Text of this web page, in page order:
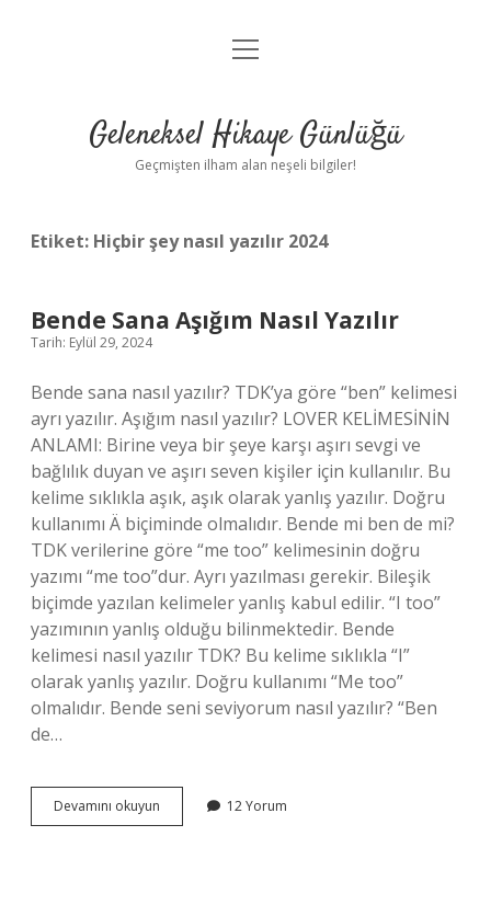
Anasayfa
Yasal Uyarı
menüyü
Geleneksel Hikaye Günlüğü
Geçmişten ilham alan neşeli bilgiler!
Etiket: Hiçbir şey nasıl yazılır 2024
Bende Sana Aşığım Nasıl Yazılır
Tarih: Eylül 29, 2024
Bende sana nasıl yazılır? TDK’ya göre “ben” kelimesi
ayrı yazılır. Aşığım nasıl yazılır? LOVER KELİMESİNİN
ANLAMI: Birine veya bir şeye karşı aşırı sevgi ve
bağlılık duyan ve aşırı seven kişiler için kullanılır. Bu
kelime sıklıkla aşık, aşık olarak yanlış yazılır. Doğru
kullanımı Ä biçiminde olmalıdır. Bende mi ben de mi?
TDK verilerine göre “me too” kelimesinin doğru
yazımı “me too”dur. Ayrı yazılması gerekir. Bileşik
biçimde yazılan kelimeler yanlış kabul edilir. “I too”
yazımının yanlış olduğu bilinmektedir. Bende
kelimesi nasıl yazılır TDK? Bu kelime sıklıkla “I”
olarak yanlış yazılır. Doğru kullanımı “Me too”
olmalıdır. Bende seni seviyorum nasıl yazılır? “Ben
de…
Devamını okuyun
Sana
12 Yorum